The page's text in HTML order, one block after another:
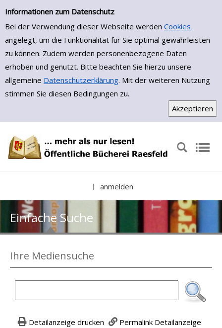
Einfache Suche
Informationen zum Datenschutz
Bei der Verwendung dieser Webseite werden Cookies
angelegt, um die Funktionalität für Sie optimal gewährleisten
zu können. Zudem werden personenbezogene Daten
erhoben und genutzt. Bitte beachten Sie hierzu unsere
allgemeine Datenschutzerklärung. Mit der weiteren Nutzung
stimmen Sie diesen Bedingungen zu.
Zur Detailanzeige springen
anmelden
Einfache Suche
Ihre Mediensuche
Detailanzeige drucken
Permalink Detailanzeige